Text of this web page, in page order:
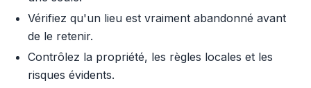
Vérifiez qu'un lieu est vraiment abandonné avant
de le retenir.
Contrôlez la propriété, les règles locales et les
risques évidents.